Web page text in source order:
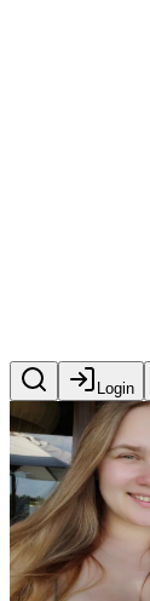
Login